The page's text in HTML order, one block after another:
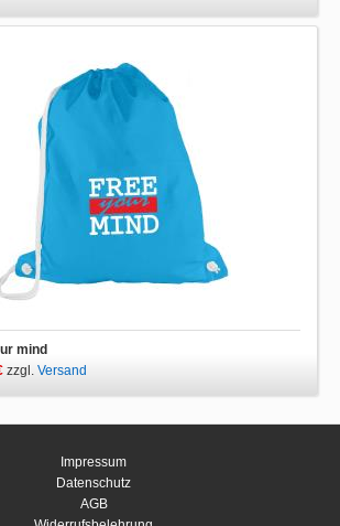
mind
zzgl. Versand
Impressum
Datenschutz
AGB